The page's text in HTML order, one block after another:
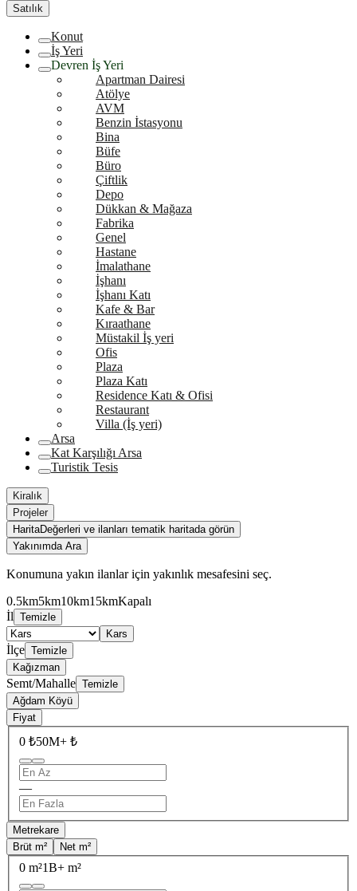
Satılık
Konut
İş Yeri
Devren İş Yeri
Apartman Dairesi
Atölye
AVM
Benzin İstasyonu
Bina
Büfe
Büro
Çiftlik
Depo
Dükkan & Mağaza
Fabrika
Genel
Hastane
İmalathane
İşhanı
İşhanı Katı
Kafe & Bar
Kıraathane
Müstakil İş yeri
Ofis
Plaza
Plaza Katı
Residence Katı & Ofisi
Restaurant
Villa (İş yeri)
Arsa
Kat Karşılığı Arsa
Turistik Tesis
Kiralık
Projeler
HaritaDeğerleri ve ilanları tematik haritada görün
Yakınımda Ara
Konumuna yakın ilanlar için yakınlık mesafesini seç.
0.5km5km10km15kmKapalı
İl Temizle
Kars
İlçe Temizle
Kağızman
Semt/Mahalle Temizle
Ağdam Köyü
Fiyat
0 ₺50M+ ₺
—
Metrekare
Brüt m²
Net m²
0 m²1B+ m²